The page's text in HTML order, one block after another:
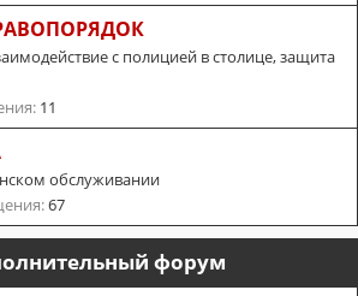
с полицией в столице, защита
11
обслуживании
67
форум